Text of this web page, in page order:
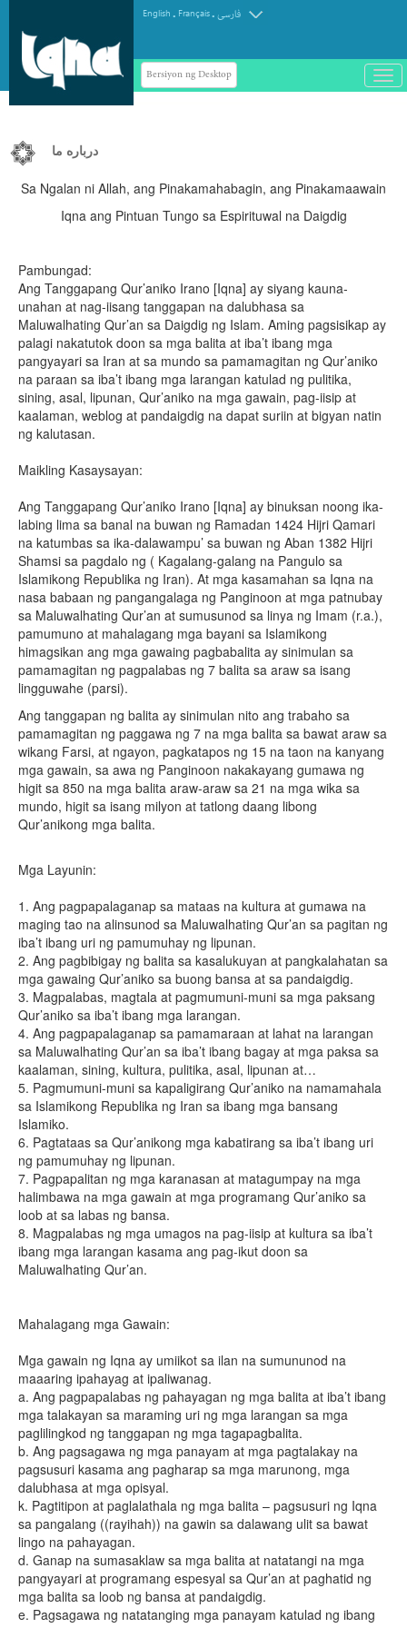
English . Français.فارسی
Bersiyon ng Desktop
باز
و
درباره ما
Sa Ngalan ni Allah, ang Pinakamahabagin, ang Pinakamaawain
Iqna ang Pintuan Tungo sa Espirituwal na Daigdig
Pambungad:
Ang Tanggapang Qur’aniko Irano [Iqna] ay siyang kauna-
unahan at nag-iisang tanggapan na dalubhasa sa
Maluwalhating Qur’an sa Daigdig ng Islam. Aming pagsisikap ay
palagi nakatutok doon sa mga balita at iba’t ibang mga
pangyayari sa Iran at sa mundo sa pamamagitan ng Qur’aniko
na paraan sa iba’t ibang mga larangan katulad ng pulitika,
sining, asal, lipunan, Qur’aniko na mga gawain, pag-iisip at
kaalaman, weblog at pandaigdig na dapat suriin at bigyan natin
ng kalutasan.
Maikling Kasaysayan:
Ang Tanggapang Qur’aniko Irano [Iqna] ay binuksan noong ika-
labing lima sa banal na buwan ng Ramadan 1424 Hijri Qamari
na katumbas sa ika-dalawampu’ sa buwan ng Aban 1382 Hijri
Shamsi sa pagdalo ng ( Kagalang-galang na Pangulo sa
Islamikong Republika ng Iran). At mga kasamahan sa Iqna na
nasa babaan ng pangangalaga ng Panginoon at mga patnubay
sa Maluwalhating Qur’an at sumusunod sa linya ng Imam (r.a.),
pamumuno at mahalagang mga bayani sa Islamikong
himagsikan ang mga gawaing pagbabalita ay sinimulan sa
pamamagitan ng pagpalabas ng 7 balita sa araw sa isang
lingguwahe (parsi).
Ang tanggapan ng balita ay sinimulan nito ang trabaho sa
pamamagitan ng paggawa ng 7 na mga balita sa bawat araw sa
wikang Farsi, at ngayon, pagkatapos ng 15 na taon na kanyang
mga gawain, sa awa ng Panginoon nakakayang gumawa ng
higit sa 850 na mga balita araw-araw sa 21 na mga wika sa
mundo, higit sa isang milyon at tatlong daang libong
Qur’anikong mga balita.
Mga Layunin:
1. Ang pagpapalaganap sa mataas na kultura at gumawa na
maging tao na alinsunod sa Maluwalhating Qur’an sa pagitan ng
iba’t ibang uri ng pamumuhay ng lipunan.
2. Ang pagbibigay ng balita sa kasalukuyan at pangkalahatan sa
mga gawaing Qur’aniko sa buong bansa at sa pandaigdig.
3. Magpalabas, magtala at pagmumuni-muni sa mga paksang
Qur’aniko sa iba’t ibang mga larangan.
4. Ang pagpapalaganap sa pamamaraan at lahat na larangan
sa Maluwalhating Qur’an sa iba’t ibang bagay at mga paksa sa
kaalaman, sining, kultura, pulitika, asal, lipunan at…
5. Pagmumuni-muni sa kapaligirang Qur’aniko na namamahala
sa Islamikong Republika ng Iran sa ibang mga bansang
Islamiko.
6. Pagtataas sa Qur’anikong mga kabatirang sa iba’t ibang uri
ng pamumuhay ng lipunan.
7. Pagpapalitan ng mga karanasan at matagumpay na mga
halimbawa na mga gawain at mga programang Qur’aniko sa
loob at sa labas ng bansa.
8. Magpalabas ng mga umagos na pag-iisip at kultura sa iba’t
ibang mga larangan kasama ang pag-ikut doon sa
Maluwalhating Qur’an.
Mahalagang mga Gawain:
Mga gawain ng Iqna ay umiikot sa ilan na sumununod na
maaaring ipahayag at ipaliwanag.
a. Ang pagpapalabas ng pahayagan ng mga balita at iba’t ibang
mga talakayan sa maraming uri ng mga larangan sa mga
paglilingkod ng tanggapan ng mga tagapagbalita.
b. Ang pagsagawa ng mga panayam at mga pagtalakay na
pagsusuri kasama ang pagharap sa mga marunong, mga
dalubhasa at mga opisyal.
k. Pagtitipon at paglalathala ng mga balita – pagsusuri ng Iqna
sa pangalang ((rayihah)) na gawin sa dalawang ulit sa bawat
lingo na pahayagan.
d. Ganap na sumasaklaw sa mga balita at natatangi na mga
pangyayari at programang espesyal sa Qur’an at paghatid ng
mga balita sa loob ng bansa at pandaigdig.
e. Pagsagawa ng natatanging mga panayam katulad ng ibang